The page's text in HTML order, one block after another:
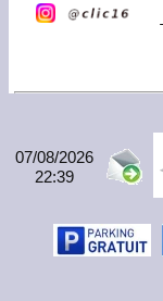
07/08/2026
22:39